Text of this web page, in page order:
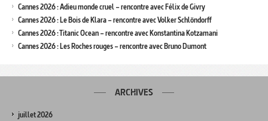
Cannes 2026 : Adieu monde cruel – rencontre avec Félix de Givry
Cannes 2026 : Le Bois de Klara – rencontre avec Volker Schlöndorff
Cannes 2026 : Titanic Ocean – rencontre avec Konstantina Kotzamani
Cannes 2026 : Les Roches rouges – rencontre avec Bruno Dumont
ARCHIVES
juillet 2026